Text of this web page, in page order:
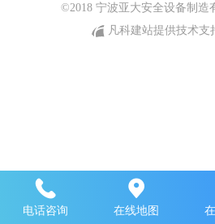
©2018 宁波亚大安全设备制造
凡科建站提供技术支
电话咨询 在线地图